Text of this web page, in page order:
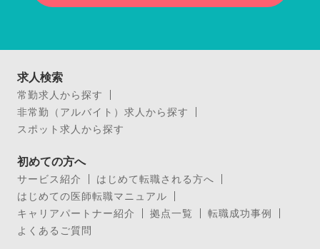
求人検索
常勤求人から探す
非常勤（アルバイト）求人から探す
スポット求人から探す
初めての方へ
サービス紹介
はじめて転職される方へ
はじめての医師転職マニュアル
キャリアパートナー紹介
拠点一覧
転職成功事例
よくあるご質問